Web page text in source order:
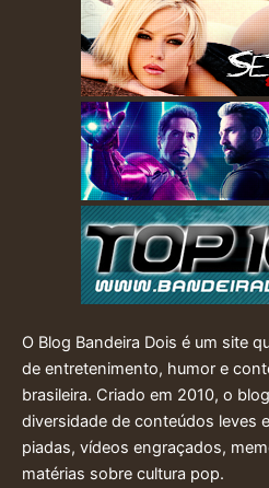
O Blog Bandeira Dois é um site
de entretenimento, humor e
brasileira. Criado em 2010, o
diversidade de conteúdos leves
piadas, vídeos engraçados,
matérias sobre cultura pop.